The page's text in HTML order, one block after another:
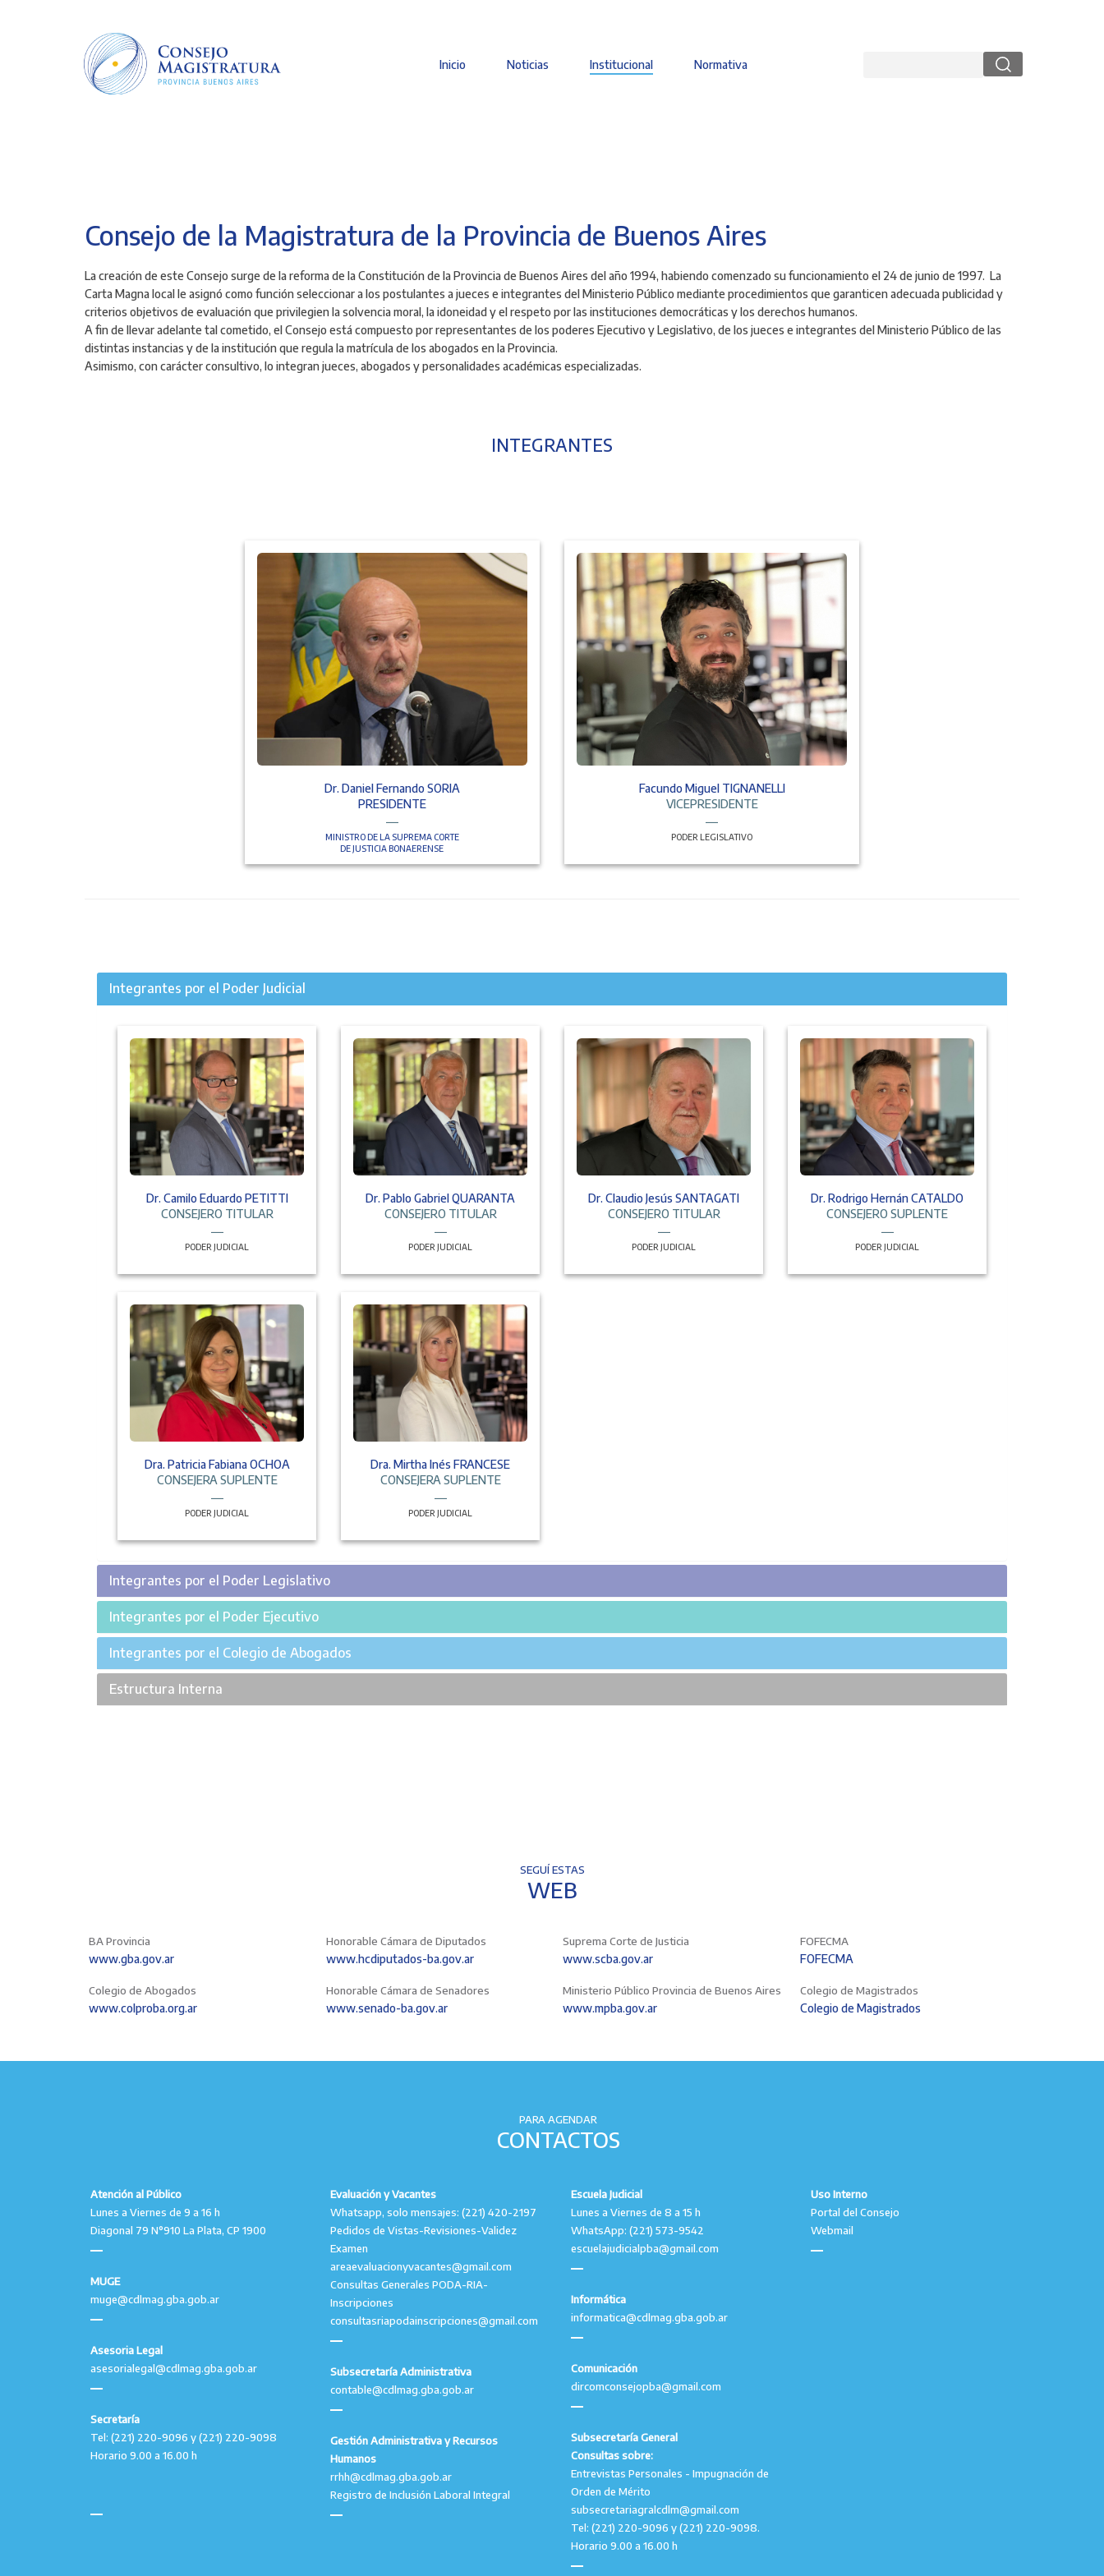
Inicio Noticias Institucional Normativa
Consejo de la Magistratura de la Provincia de Buenos Aires
La creación de este Consejo surge de la reforma de la Constitución de la Provincia de Buenos Aires del año 1994, habiendo comenzado su funcionamiento el 24 de junio de 1997. La
Carta Magna local le asignó como función seleccionar a los postulantes a jueces e integrantes del Ministerio Público mediante procedimientos que garanticen adecuada publicidad y
criterios objetivos de evaluación que privilegien la solvencia moral, la idoneidad y el respeto por las instituciones democráticas y los derechos humanos.
A fin de llevar adelante tal cometido, el Consejo está compuesto por representantes de los poderes Ejecutivo y Legislativo, de los jueces e integrantes del Ministerio Público de las
distintas instancias y de la institución que regula la matrícula de los abogados en la Provincia.
Asimismo, con carácter consultivo, lo integran jueces, abogados y personalidades académicas especializadas.
INTEGRANTES
Dr. Daniel Fernando SORIA
PRESIDENTE
MINISTRO DE LA SUPREMA CORTE
DE JUSTICIA BONAERENSE
Facundo Miguel TIGNANELLI
VICEPRESIDENTE
PODER LEGISLATIVO
Integrantes por el Poder Judicial
Dr. Camilo Eduardo PETITTI
CONSEJERO TITULAR
PODER JUDICIAL
Dr. Pablo Gabriel QUARANTA
CONSEJERO TITULAR
PODER JUDICIAL
Dr. Claudio Jesús SANTAGATI
CONSEJERO TITULAR
PODER JUDICIAL
Dr. Rodrigo Hernán CATALDO
CONSEJERO SUPLENTE
PODER JUDICIAL
Dra. Patricia Fabiana OCHOA
CONSEJERA SUPLENTE
PODER JUDICIAL
Dra. Mirtha Inés FRANCESE
CONSEJERA SUPLENTE
PODER JUDICIAL
Integrantes por el Poder Legislativo
Integrantes por el Poder Ejecutivo
Integrantes por el Colegio de Abogados
Estructura Interna
SEGUÍ ESTAS
WEB
BA Provincia
www.gba.gov.ar
Colegio de Abogados
www.colproba.org.ar
Honorable Cámara de Diputados
www.hcdiputados-ba.gov.ar
Honorable Cámara de Senadores
www.senado-ba.gov.ar
Suprema Corte de Justicia
www.scba.gov.ar
Ministerio Público Provincia de Buenos Aires
www.mpba.gov.ar
FOFECMA
FOFECMA
Colegio de Magistrados
Colegio de Magistrados
PARA AGENDAR
CONTACTOS
Atención al Público
Lunes a Viernes de 9 a 16 h
Diagonal 79 N°910 La Plata, CP 1900
MUGE
muge@cdlmag.gba.gob.ar
Asesoria Legal
asesorialegal@cdlmag.gba.gob.ar
Secretaría
Tel: (221) 220-9096 y (221) 220-9098
Horario 9.00 a 16.00 h
Evaluación y Vacantes
Whatsapp, solo mensajes: (221) 420-2197
Pedidos de Vistas-Revisiones-Validez
Examen
areaevaluacionyvacantes@gmail.com
Consultas Generales PODA-RIA-
Inscripciones
consultasriapodainscripciones@gmail.com
Subsecretaría Administrativa
contable@cdlmag.gba.gob.ar
Gestión Administrativa y Recursos
Humanos
rrhh@cdlmag.gba.gob.ar
Registro de Inclusión Laboral Integral
Escuela Judicial
Lunes a Viernes de 8 a 15 h
WhatsApp: (221) 573-9542
escuelajudicialpba@gmail.com
Informática
informatica@cdlmag.gba.gob.ar
Comunicación
dircomconsejopba@gmail.com
Subsecretaría General
Consultas sobre:
Entrevistas Personales - Impugnación de
Orden de Mérito
subsecretariagralcdlm@gmail.com
Tel: (221) 220-9096 y (221) 220-9098.
Horario 9.00 a 16.00 h
Uso Interno
Portal del Consejo
Webmail